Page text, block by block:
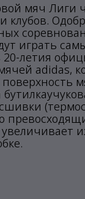
мяч
играть
20-летия
adidas,